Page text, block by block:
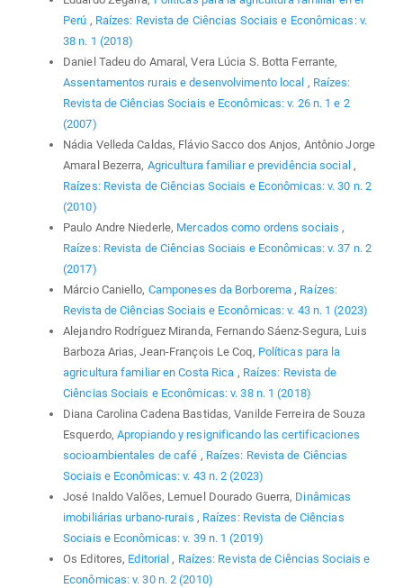
Perú , Raízes: Revista de Ciências Sociais e Econômicas: v.
38 n. 1 (2018)
Daniel Tadeu do Amaral, Vera Lúcia S. Botta Ferrante,
Assentamentos rurais e desenvolvimento local , Raízes:
Revista de Ciências Sociais e Econômicas: v. 26 n. 1 e 2
(2007)
Nádia Velleda Caldas, Flávio Sacco dos Anjos, Antônio Jorge
Amaral Bezerra, Agricultura familiar e previdência social ,
Raízes: Revista de Ciências Sociais e Econômicas: v. 30 n. 2
(2010)
Paulo Andre Niederle, Mercados como ordens sociais,
Raízes: Revista de Ciências Sociais e Econômicas: v. 37 n. 2
(2017)
Márcio Caniello, Camponeses da Borborema, Raízes:
Revista de Ciências Sociais e Econômicas: v. 43 n. 1 (2023)
Alejandro Rodríguez Miranda, Fernando Sáenz-Segura, Luis
Barboza Arias, Jean-François Le Coq, Políticas para la
agricultura familiar en Costa Rica , Raízes: Revista de
Ciências Sociais e Econômicas: v. 38 n. 1 (2018)
Diana Carolina Cadena Bastidas, Vanilde Ferreira de Souza
Esquerdo, Apropiando y resignificando las certificaciones
socioambientales de café , Raízes: Revista de Ciências
Sociais e Econômicas: v. 43 n. 2 (2023)
José Inaldo Valões, Lemuel Dourado Guerra, Dinâmicas
imobiliárias urbano-rurais , Raízes: Revista de Ciências
Sociais e Econômicas: v. 39 n. 1 (2019)
Os Editores, Editorial, Raízes: Revista de Ciências Sociais e
Econômicas: v. 30 n. 2 (2010)